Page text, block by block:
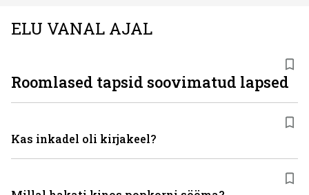
ELU VANAL AJAL
Roomlased tapsid soovimatud lapsed
Kas inkadel oli kirjakeel?